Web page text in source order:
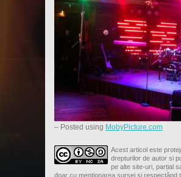
– Posted using MobyPicture.com
Acest articol este
drepturilor de autor si
pe alte site-uri, parțial
doar cu menționarea sursei și respectând